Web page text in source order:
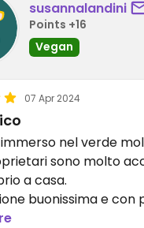
susannalandini
Points +16
Vegan
07 Apr 2024
nel verde
sono molto
a casa.
buonissima e
è il miglior